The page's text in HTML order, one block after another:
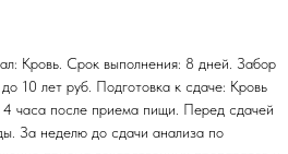
Кровь. Срок выполнения: 8 дней. Забор
10 лет руб. Подготовка к сдаче: Кровь
4 часа после приема пищи. Перед сдачей
За неделю до сдачи анализа по